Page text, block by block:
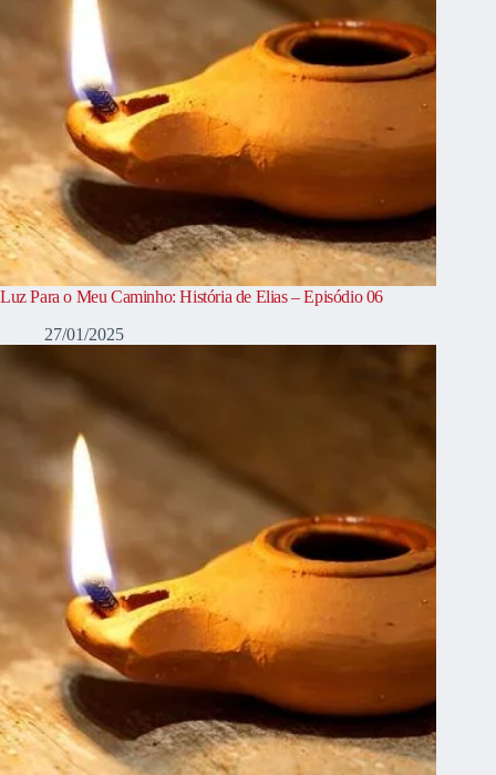
Luz Para o Meu Caminho: História de Elias – Episódio 06
27/01/2025